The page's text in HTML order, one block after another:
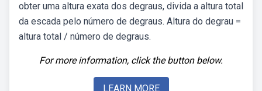
obter uma altura exata dos degraus, divida a altura total
da escada pelo número de degraus. Altura do degrau =
altura total / número de degraus.
For more information, click the button below.
LEARN MORE